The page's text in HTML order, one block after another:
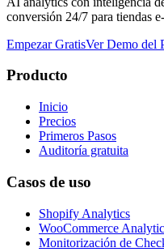
conversión 24/7 para tiendas
Empezar GratisVer Demo del
Producto
Inicio
Precios
Primeros Pasos
Auditoría gratuita
Casos de uso
Shopify Analytics
WooCommerce
Monitorización de